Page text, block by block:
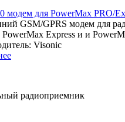
модем для PowerMax PRO/
GSM/GPRS модем для
PowerMax Express и и
Visonic
радиоприемник